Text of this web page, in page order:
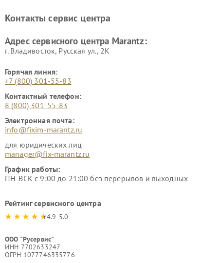
Контакты сервис центра
Адрес сервисного центра Marantz:
г. Владивосток, Русская ул., 2К
Горячая линия:
+7 (800) 301-55-83
Контактный телефон:
8 (800) 301-55-83
Электронная почта:
info@fixim-marantz.ru
для юридических лиц
manager@fix-marantz.ru
График работы:
ПН-ВСК с 9:00 до 21:00 без перерывов и выходных
Рейтинг сервисного центра
4.9-5.0
ООО "Русервис"
ИНН 7702633247
ОГРН 1077746335776